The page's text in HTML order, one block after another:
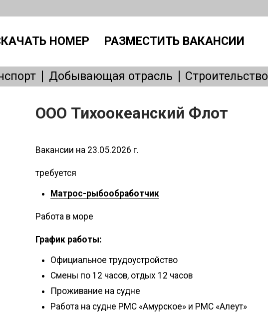
НОМЕР РАЗМЕСТИТЬ ВАКАНСИИ
Добывающая отрасль
Строительство
IT, интернет
персонал
Безопасность
Медицина
Образование
ООО Тихоокеанский Флот
Вакансии на 23.05.2026 г.
требуется
Матрос-рыбообработчик
Работа в море
График работы:
Официальное трудоустройство
Смены по 12 часов, отдых 12 часов
Проживание на судне
Работа на судне РМС «Амурское» и РМС «Алеут»